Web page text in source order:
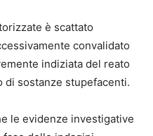
è scattato
convalidato
indiziata del reato
di sostanze stupefacenti.
le evidenze investigative